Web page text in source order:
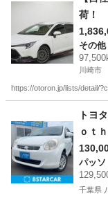
荷！
その他
川崎市
https://otoron.jp/lists/detail/
そ
トヨ
ｏｔ
パッソ
千葉県